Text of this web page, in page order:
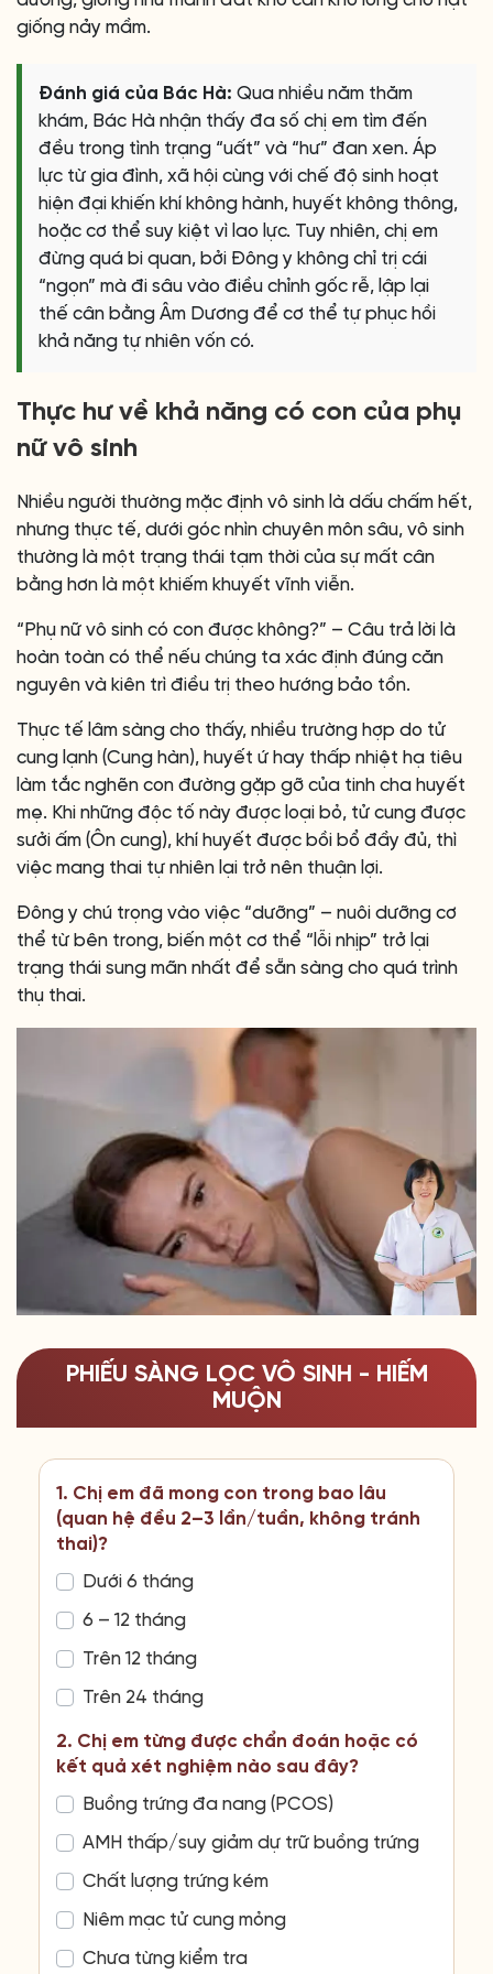
giống nảy mầm.
Đánh giá của Bác Hà: Qua nhiều năm thăm
khám, Bác Hà nhận thấy đa số chị em tìm đến
đều trong tình trạng “uất” và “hư” đan xen. Áp
lực từ gia đình, xã hội cùng với chế độ sinh hoạt
hiện đại khiến khí không hành, huyết không thông,
hoặc cơ thể suy kiệt vì lao lực. Tuy nhiên, chị em
đừng quá bi quan, bởi Đông y không chỉ trị cái
“ngọn” mà đi sâu vào điều chỉnh gốc rễ, lập lại
thế cân bằng Âm Dương để cơ thể tự phục hồi
khả năng tự nhiên vốn có.
Thực hư về khả năng có con của phụ
nữ vô sinh
Nhiều người thường mặc định vô sinh là dấu chấm hết,
nhưng thực tế, dưới góc nhìn chuyên môn sâu, vô sinh
thường là một trạng thái tạm thời của sự mất cân
bằng hơn là một khiếm khuyết vĩnh viễn.
“Phụ nữ vô sinh có con được không?” – Câu trả lời là
hoàn toàn có thể nếu chúng ta xác định đúng căn
nguyên và kiên trì điều trị theo hướng bảo tồn.
Thực tế lâm sàng cho thấy, nhiều trường hợp do tử
cung lạnh (Cung hàn), huyết ứ hay thấp nhiệt hạ tiêu
làm tắc nghẽn con đường gặp gỡ của tinh cha huyết
mẹ. Khi những độc tố này được loại bỏ, tử cung được
sưởi ấm (Ôn cung), khí huyết được bồi bổ đầy đủ, thì
việc mang thai tự nhiên lại trở nên thuận lợi.
Đông y chú trọng vào việc “dưỡng” – nuôi dưỡng cơ
thể từ bên trong, biến một cơ thể “lỗi nhịp” trở lại
trạng thái sung mãn nhất để sẵn sàng cho quá trình
thụ thai.
PHIẾU SÀNG LỌC VÔ SINH - HIẾM
MUỘN
1. Chị em đã mong con trong bao lâu
(quan hệ đều 2–3 lần/tuần, không tránh
thai)?
Dưới 6 tháng
6 – 12 tháng
Trên 12 tháng
Trên 24 tháng
2. Chị em từng được chẩn đoán hoặc có
kết quả xét nghiệm nào sau đây?
Buồng trứng đa nang (PCOS)
AMH thấp/suy giảm dự trữ buồng trứng
Chất lượng trứng kém
Niêm mạc tử cung mỏng
Chưa từng kiểm tra